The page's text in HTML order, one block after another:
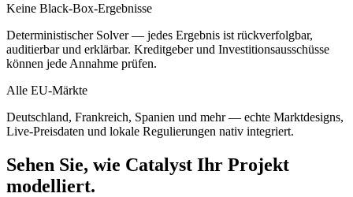
Keine Black-Box-Ergebnisse
Deterministischer Solver — jedes Ergebnis ist rückverfolgbar,
auditierbar und erklärbar. Kreditgeber und Investitionsausschüsse
können jede Annahme prüfen.
Alle EU-Märkte
Deutschland, Frankreich, Spanien und mehr — echte Marktdesigns,
Live-Preisdaten und lokale Regulierungen nativ integriert.
Sehen Sie, wie Catalyst Ihr Projekt
modelliert.